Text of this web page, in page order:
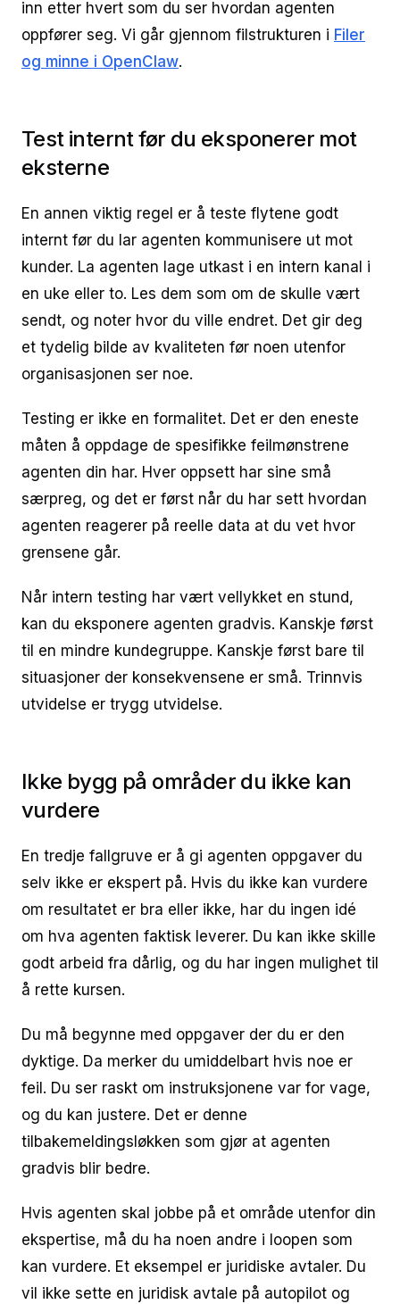
inn etter hvert som du ser hvordan agenten
oppfører seg. Vi går gjennom filstrukturen i Filer
og minne i OpenClaw.
Test internt før du eksponerer mot
eksterne
En annen viktig regel er å teste flytene godt
internt før du lar agenten kommunisere ut mot
kunder. La agenten lage utkast i en intern kanal i
en uke eller to. Les dem som om de skulle vært
sendt, og noter hvor du ville endret. Det gir deg
et tydelig bilde av kvaliteten før noen utenfor
organisasjonen ser noe.
Testing er ikke en formalitet. Det er den eneste
måten å oppdage de spesifikke feilmønstrene
agenten din har. Hver oppsett har sine små
særpreg, og det er først når du har sett hvordan
agenten reagerer på reelle data at du vet hvor
grensene går.
Når intern testing har vært vellykket en stund,
kan du eksponere agenten gradvis. Kanskje først
til en mindre kundegruppe. Kanskje først bare til
situasjoner der konsekvensene er små. Trinnvis
utvidelse er trygg utvidelse.
Ikke bygg på områder du ikke kan
vurdere
En tredje fallgruve er å gi agenten oppgaver du
selv ikke er ekspert på. Hvis du ikke kan vurdere
om resultatet er bra eller ikke, har du ingen idé
om hva agenten faktisk leverer. Du kan ikke skille
godt arbeid fra dårlig, og du har ingen mulighet til
å rette kursen.
Du må begynne med oppgaver der du er den
dyktige. Da merker du umiddelbart hvis noe er
feil. Du ser raskt om instruksjonene var for vage,
og du kan justere. Det er denne
tilbakemeldingsløkken som gjør at agenten
gradvis blir bedre.
Hvis agenten skal jobbe på et område utenfor din
ekspertise, må du ha noen andre i loopen som
kan vurdere. Et eksempel er juridiske avtaler. Du
vil ikke sette en juridisk avtale på autopilot og